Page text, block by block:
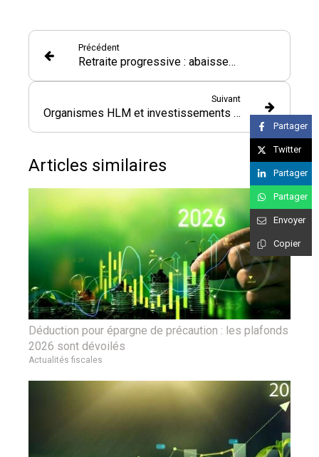
Précédent
Retraite progressive : abaissement de l’âge d’ouverture des droits !
Suivant
Organismes HLM et investissements outre-mer : un crédit d’impôt sous conditions
Articles similaires
Déduction pour épargne de précaution : les plafonds
2026 sont dévoilés
Actualités fiscales
Partager
Twitter
Partager
Partager
Envoyer
Copier